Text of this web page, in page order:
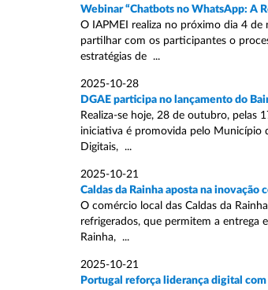
Webinar “Chatbots no WhatsApp: A
O IAPMEI realiza no próximo dia 4
partilhar com os participantes o
estratégias de ...
2025-10-28
DGAE participa no lançamento do
Realiza-se hoje, 28 de outubro, pelas
iniciativa é promovida pelo Município
Digitais, ...
2025-10-21
Caldas da Rainha aposta na
O comércio local das Caldas da
refrigerados, que permitem a entrega
Rainha, ...
2025-10-21
Portugal reforça liderança digital